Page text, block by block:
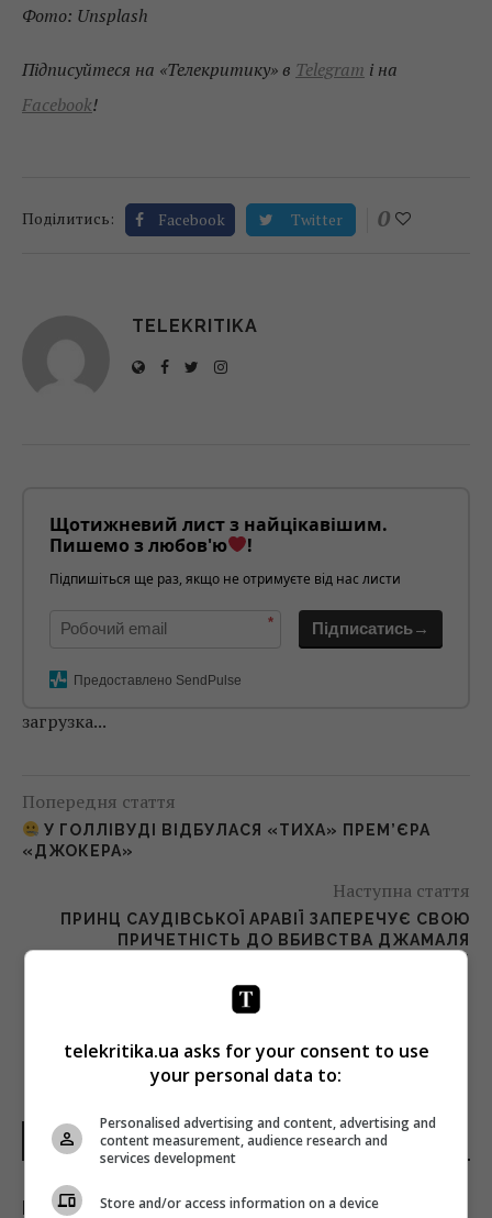
Фото: Unsplash
Підписуйтеся на «Телекритику» в Telegram і на
Facebook!
Поділитись: Facebook Twitter 0
TELEKRITIKA
Щотижневий лист з найцікавішим.
Пишемо з любов'ю
!
Підпишіться ще раз, якщо не отримуєте від нас листи
* Підписатись→
Предоставлено SendPulse
загрузка...
Попередня стаття
У ГОЛЛІВУДІ ВІДБУЛАСЯ «ТИХА» ПРЕМ’ЄРА
«ДЖОКЕРА»
Наступна стаття
ПРИНЦ САУДІВСЬКОЇ АРАВІЇ ЗАПЕРЕЧУЄ СВОЮ
ПРИЧЕТНІСТЬ ДО ВБИВСТВА ДЖАМАЛЯ
ХАШОГГІ
НОВИНИ УКРАЇНИ І СВІТУ
Куди з полиць магазинів зникла популярна
telekritika.ua asks for your consent to use
your personal data to:
Personalised advertising and content, advertising and
content measurement, audience research and
services development
Store and/or access information on a device